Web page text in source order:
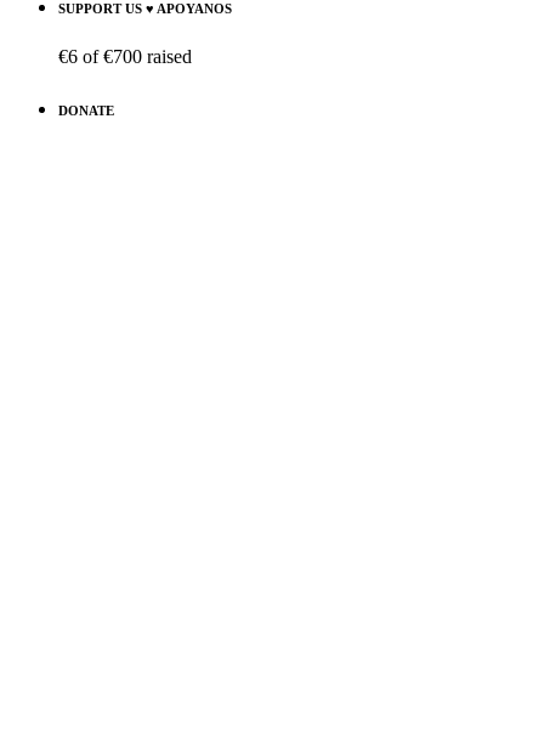
SUPPORT US ♥ APOYANOS
€6 of€700 raised
DONATE